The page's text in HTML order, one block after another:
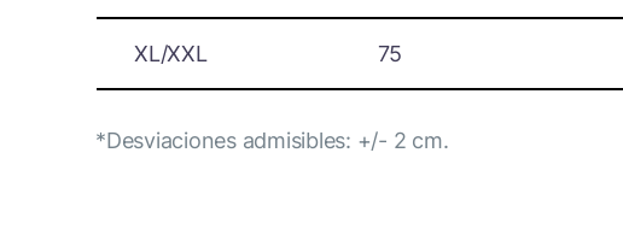
XL/XXL 75
*Desviaciones admisibles: +/- 2 cm.